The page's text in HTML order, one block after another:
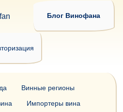
Блог Винофана
Винные регионы
Импортеры вина